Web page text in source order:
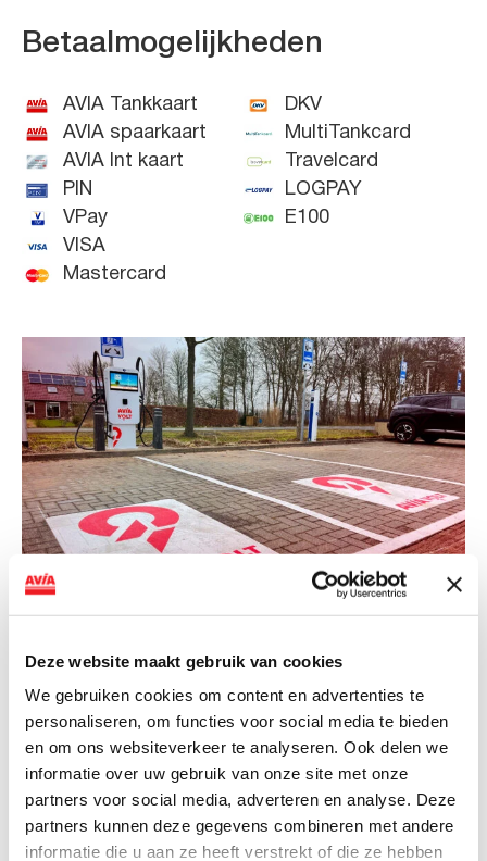
Deze website maakt gebruik van cookies
We gebruiken cookies om content en advertenties te
personaliseren, om functies voor social media te bieden
en om ons websiteverkeer te analyseren. Ook delen we
informatie over uw gebruik van onze site met onze
partners voor social media, adverteren en analyse. Deze
partners kunnen deze gegevens combineren met andere
informatie die u aan ze heeft verstrekt of die ze hebben
Betaalmogelijkheden
AVIA Tankkaart
AVIA spaarkaart
AVIA Int kaart
PIN
VPay
VISA
Mastercard
DKV
MultiTankcard
Travelcard
LOGPAY
E100
NIEUWS
AVIA VOLT en Fletcher Hotels starten
landelijke uitrol van DC-
snellaadinfrastructuur
AVIA VOLT en Fletcher Hotels starten landelijke uitrol
van DC-snellaadinfrastructuur AVIA VOLT en...
Lees verder